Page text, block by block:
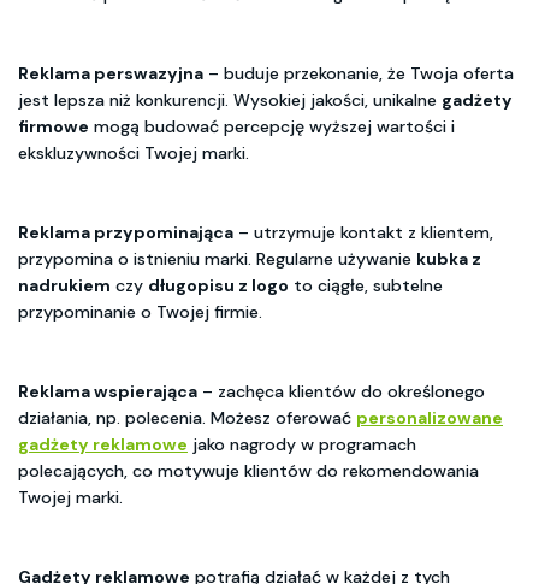
Reklama perswazyjna – buduje przekonanie, że Twoja oferta
jest lepsza niż konkurencji. Wysokiej jakości, unikalne gadżety
firmowe mogą budować percepcję wyższej wartości i
ekskluzywności Twojej marki.
Reklama przypominająca – utrzymuje kontakt z klientem,
przypomina o istnieniu marki. Regularne używanie kubka z
nadrukiem czy długopisu z logo to ciągłe, subtelne
przypominanie o Twojej firmie.
Reklama wspierająca – zachęca klientów do określonego
działania, np. polecenia. Możesz oferować personalizowane
gadżety reklamowe jako nagrody w programach
polecających, co motywuje klientów do rekomendowania
Twojej marki.
Gadżety reklamowe potrafią działać w każdej z tych